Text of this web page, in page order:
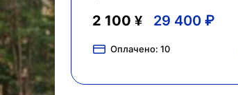
2 100 ¥ 29 400 ₽
Оплачено: 10